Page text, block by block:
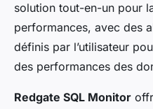
solution tout-en-un pour
performances, avec des
définis par l’utilisateur
des performances des
Redgate SQL Monitor